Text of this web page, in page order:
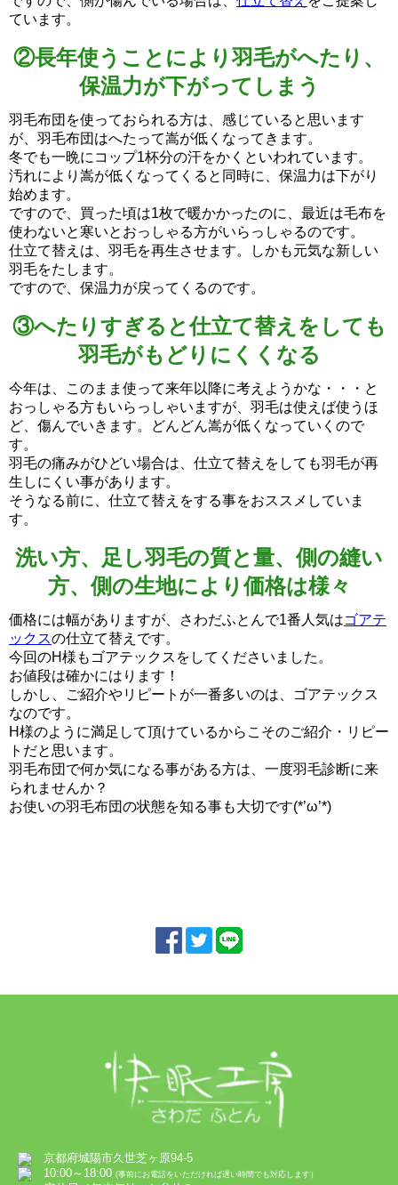
ています。
②長年使うことにより羽毛がへたり、
保温力が下がってしまう
羽毛布団を使っておられる方は、感じていると思います
が、羽毛布団はへたって嵩が低くなってきます。
冬でも一晩にコップ1杯分の汗をかくといわれています。
汚れにより嵩が低くなってくると同時に、保温力は下がり
始めます。
ですので、買った頃は1枚で暖かかったのに、最近は毛布を
使わないと寒いとおっしゃる方がいらっしゃるのです。
仕立て替えは、羽毛を再生させます。しかも元気な新しい
羽毛をたします。
ですので、保温力が戻ってくるのです。
③へたりすぎると仕立て替えをしても
羽毛がもどりにくくなる
今年は、このまま使って来年以降に考えようかな・・・と
おっしゃる方もいらっしゃいますが、羽毛は使えば使うほ
ど、傷んでいきます。どんどん嵩が低くなっていくので
す。
羽毛の痛みがひどい場合は、仕立て替えをしても羽毛が再
生しにくい事があります。
そうなる前に、仕立て替えをする事をおススメしていま
す。
洗い方、足し羽毛の質と量、側の縫い
方、側の生地により価格は様々
価格には幅がありますが、さわだふとんで1番人気はゴアテ
ックスの仕立て替えです。
今回のH様もゴアテックスをしてくださいました。
お値段は確かにはります！
しかし、ご紹介やリピートが一番多いのは、ゴアテックス
なのです。
H様のように満足して頂けているからこそのご紹介・リピー
トだと思います。
羽毛布団で何か気になる事がある方は、一度羽毛診断に来
られませんか？
お使いの羽毛布団の状態を知る事も大切です(*’ω’*)
京都府城陽市久世芝ヶ原94-5
10:00～18:00 (事前にお電話をいただければ遅い時間でも対応します）